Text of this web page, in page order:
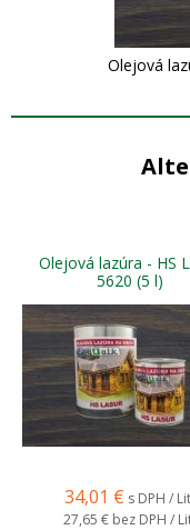
Olejová
Olejová lazúra - HS
5620 (5 l)
34,01 € s DPH /
27,65 € bez DPH /